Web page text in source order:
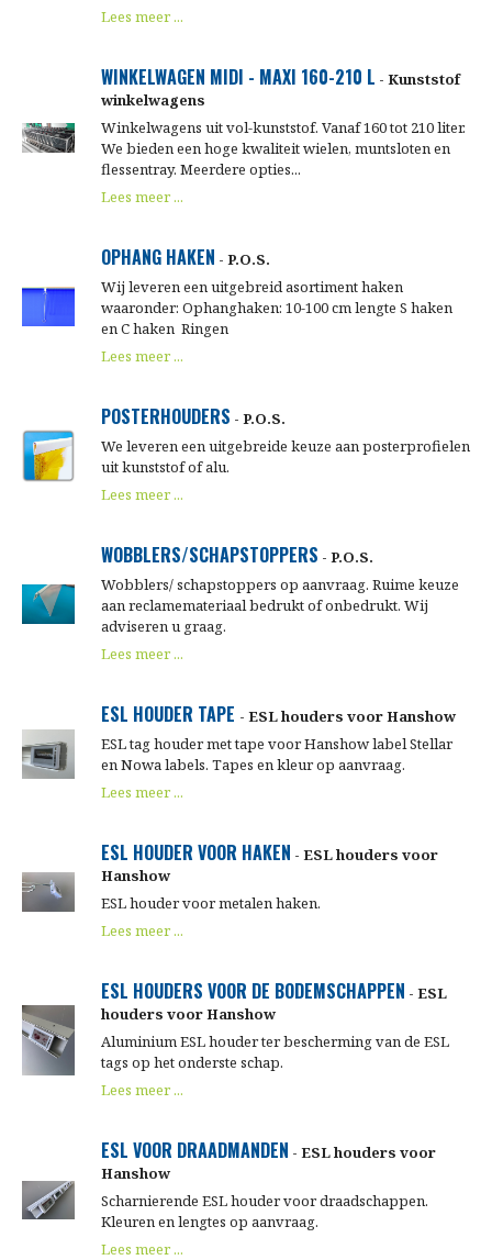
Lees meer ...
WINKELWAGEN MIDI - MAXI 160-210 L - Kunststof
winkelwagens
Winkelwagens uit vol-kunststof. Vanaf 160 tot 210 liter.
We bieden een hoge kwaliteit wielen, muntsloten en
flessentray. Meerdere opties...
Lees meer ...
OPHANG HAKEN - P.O.S.
Wij leveren een uitgebreid asortiment haken
waaronder: Ophanghaken: 10-100 cm lengte S haken
en C haken Ringen
Lees meer ...
POSTERHOUDERS - P.O.S.
We leveren een uitgebreide keuze aan posterprofielen
uit kunststof of alu.
Lees meer ...
WOBBLERS/SCHAPSTOPPERS - P.O.S.
Wobblers/ schapstoppers op aanvraag. Ruime keuze
aan reclamemateriaal bedrukt of onbedrukt. Wij
adviseren u graag.
Lees meer ...
ESL HOUDER TAPE - ESL houders voor Hanshow
ESL tag houder met tape voor Hanshow label Stellar
en Nowa labels. Tapes en kleur op aanvraag.
Lees meer ...
ESL HOUDER VOOR HAKEN - ESL houders voor
Hanshow
ESL houder voor metalen haken.
Lees meer ...
ESL HOUDERS VOOR DE BODEMSCHAPPEN - ESL
houders voor Hanshow
Aluminium ESL houder ter bescherming van de ESL
tags op het onderste schap.
Lees meer ...
ESL VOOR DRAADMANDEN - ESL houders voor
Hanshow
Scharnierende ESL houder voor draadschappen.
Kleuren en lengtes op aanvraag.
Lees meer ...